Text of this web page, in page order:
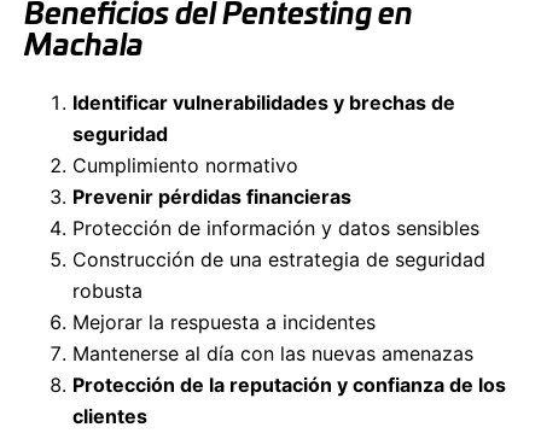
Beneficios del Pentesting en
Machala
Identificar vulnerabilidades y brechas de
seguridad
Cumplimiento normativo
Prevenir pérdidas financieras
Protección de información y datos sensibles
Construcción de una estrategia de seguridad
robusta
Mejorar la respuesta a incidentes
Mantenerse al día con las nuevas amenazas
Protección de la reputación y confianza de los
clientes